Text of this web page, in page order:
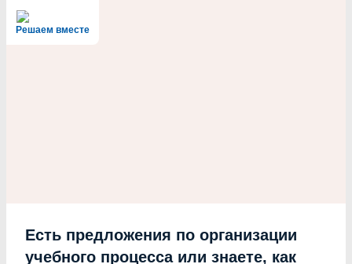
Решаем вместе
Есть предложения по организации
учебного процесса или знаете, как